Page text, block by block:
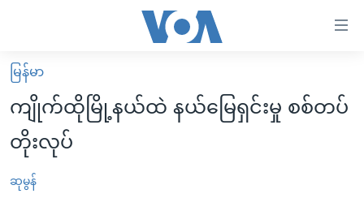
လွယ်ကူ
စေ
သည့်
Link
များ
မူလစာမျက်နှာ
မြန်မာ
ကမ္ဘာ့သတင်းများ
နိုင်ငံတကာ
ဗွီဒီယို
မြန်မာ
ကျိုက်ထိုမြို့နယ်ထဲ နယ်မြေရှင်းမှု စစ်တပ်
တိုးလုပ်
ဆုမွန်